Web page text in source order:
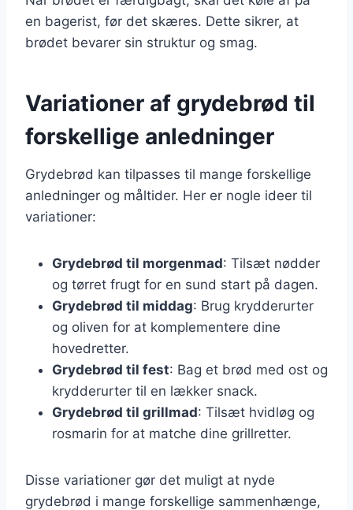
en bagerist, før det skæres. Dette sikrer, at
brødet bevarer sin struktur og smag.
Variationer af grydebrød til
forskellige anledninger
Grydebrød kan tilpasses til mange forskellige
anledninger og måltider. Her er nogle ideer til
variationer:
Grydebrød til morgenmad: Tilsæt nødder
og tørret frugt for en sund start på dagen.
Grydebrød til middag: Brug krydderurter
og oliven for at komplementere dine
hovedretter.
Grydebrød til fest: Bag et brød med ost og
krydderurter til en lækker snack.
Grydebrød til grillmad: Tilsæt hvidløg og
rosmarin for at matche dine grillretter.
Disse variationer gør det muligt at nyde
grydebrød i mange forskellige sammenhænge,